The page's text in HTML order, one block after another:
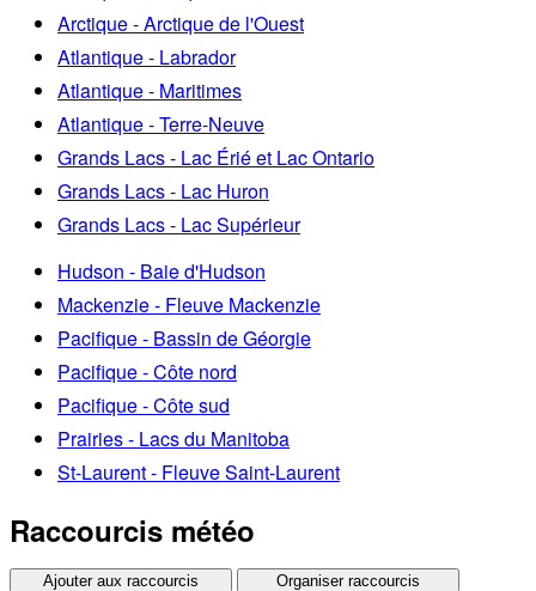
Arctique - Arctique de l'Ouest
Atlantique - Labrador
Atlantique - Maritimes
Atlantique - Terre-Neuve
Grands Lacs - Lac Érié et Lac Ontario
Grands Lacs - Lac Huron
Grands Lacs - Lac Supérieur
Hudson - Baie d'Hudson
Mackenzie - Fleuve Mackenzie
Pacifique - Bassin de Géorgie
Pacifique - Côte nord
Pacifique - Côte sud
Prairies - Lacs du Manitoba
St-Laurent - Fleuve Saint-Laurent
Raccourcis météo
Ajouter aux raccourcis Organiser raccourcis